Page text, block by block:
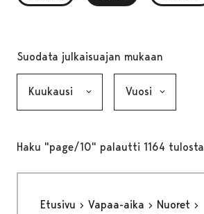
Suodata julkaisuajan mukaan
Haku "page/10" palautti 1164 tulosta
Etusivu Vapaa-aika
Nuoret